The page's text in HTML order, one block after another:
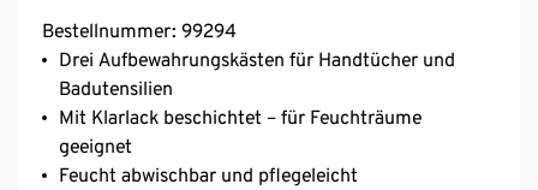
Bestellnummer: 99294
Drei Aufbewahrungskästen für Handtücher und
Badutensilien
Mit Klarlack beschichtet – für Feuchträume
geeignet
Feucht abwischbar und pflegeleicht